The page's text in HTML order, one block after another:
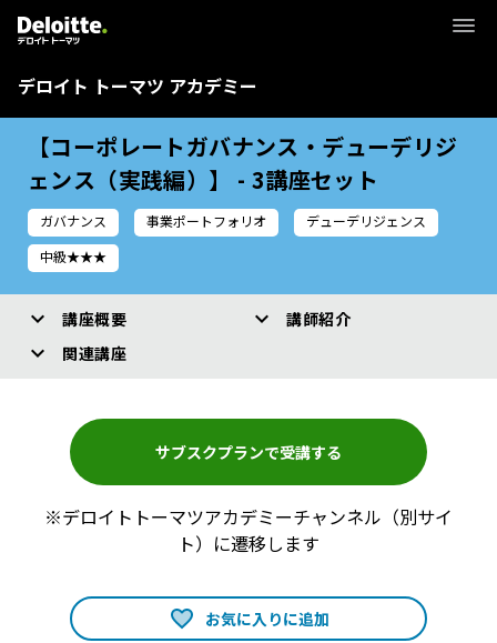
デロイト トーマツ アカデミー
【コーポレートガバナンス・デューデリジ
ェンス（実践編）】 - 3講座セット
ガバナンス 事業ポートフォリオ
デューデリジェンス
中級★★★
講座概要
講師紹介
関連講座
サブスクプランで受講する
※デロイトトーマツアカデミーチャンネル（別サイ
ト）に遷移します
お気に入りに追加